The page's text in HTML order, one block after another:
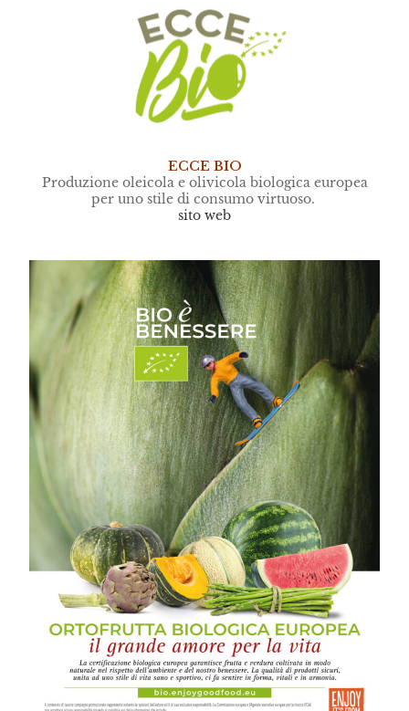
ECCE BIO
Produzione oleicola e olivicola biologica europea
per uno stile di consumo virtuoso.
sito web